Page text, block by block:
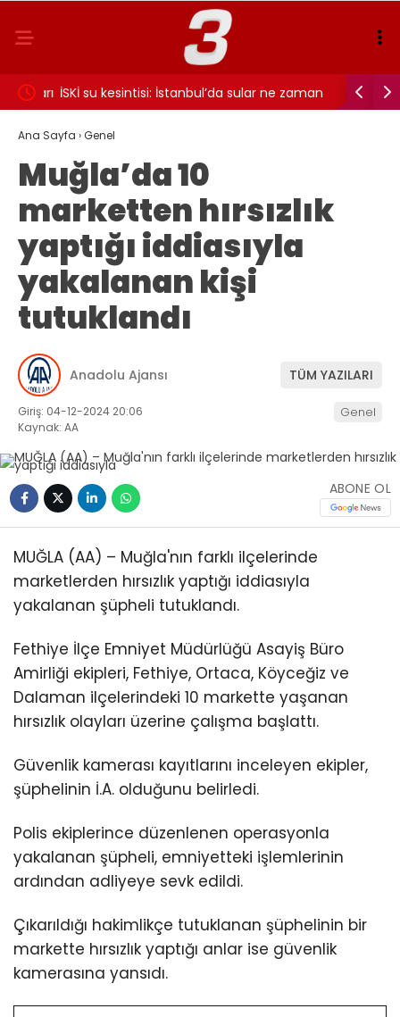
İSKİ su kesintisi: İstanbul’da sular ne zaman
gelecek?
Çeyrek
Ana Sayfa ›Genel
Muğla’da 10
marketten hırsızlık
yaptığı iddiasıyla
yakalanan kişi
tutuklandı
Anadolu Ajansı TÜM YAZILARI
Giriş: 04-12-2024 20:06
Kaynak: AA
Genel
ABONE OL
MUĞLA (AA) – Muğla'nın farklı ilçelerinde
marketlerden hırsızlık yaptığı iddiasıyla
yakalanan şüpheli tutuklandı.
Fethiye İlçe Emniyet Müdürlüğü Asayiş Büro
Amirliği ekipleri, Fethiye, Ortaca, Köyceğiz ve
Dalaman ilçelerindeki 10 markette yaşanan
hırsızlık olayları üzerine çalışma başlattı.
Güvenlik kamerası kayıtlarını inceleyen ekipler,
şüphelinin İ.A. olduğunu belirledi.
Polis ekiplerince düzenlenen operasyonla
yakalanan şüpheli, emniyetteki işlemlerinin
ardından adliyeye sevk edildi.
Çıkarıldığı hakimlikçe tutuklanan şüphelinin bir
markette hırsızlık yaptığı anlar ise güvenlik
kamerasına yansıdı.